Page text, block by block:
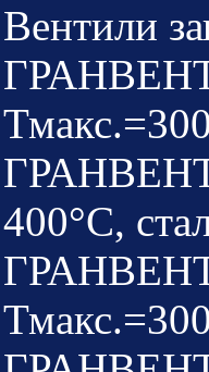
Вентили
ГРАНВЕНТ
ГРАНВЕНТ
400°C,
ГРАНВЕНТ